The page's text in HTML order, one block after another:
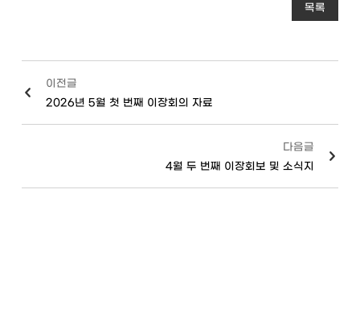
목록
이전글
2026년 5월 첫 번째 이장회의 자료
다음글
4월 두 번째 이장회보 및 소식지